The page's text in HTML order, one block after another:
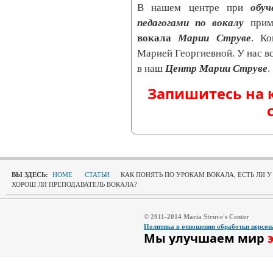
В нашем центре при
педагогами по вокалу
вокала Марии Струве.
Марией Георгиевной. У нас
в наш Центр Марии Струве.
Запишитесь на
ВЫ ЗДЕСЬ: HOME СТАТЬИ
КАК ПОНЯТЬ ПО УРОКАМ ВОКАЛА, ЕСТЬ ЛИ
ХОРОШ ЛИ ПРЕПОДАВАТЕЛЬ ВОКАЛА?
© 2011-2014 Maria Struve's Center
Политика в отношении обработки
Мы улучшаем мир